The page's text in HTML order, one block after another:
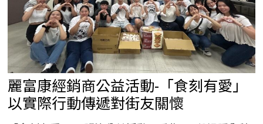
得
以
被
複
製
麗富康經銷商公益活動-「食刻有愛」
以實際行動傳遞對街友關懷